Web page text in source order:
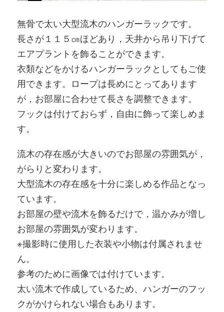
無骨で太い大型流木のハンガーラックです。
長さが１１５㎝ほどあり，天井から吊り下げて
エアプラントを飾ることができます。
衣類などをかけるハンガーラックとしてもご使
用できます。ロープは長めにとってあります
が，お部屋に合わせて長さを調整できます。
フックは付けておらず，自由に飾って楽しめま
す。
流木の存在感が大きいのでお部屋の雰囲気が，
がらりと変わります。
大型流木の存在感を十分に楽しめる作品となっ
ています。
お部屋の壁や流木を飾るだけで，温かみが増し
お部屋の雰囲気が変わります。
※撮影時に使用した衣装や小物は付属されませ
ん。
参考のために画像では付けています。
太い流木で作成しているため、ハンガーのフッ
クがかけられない場合もあります。